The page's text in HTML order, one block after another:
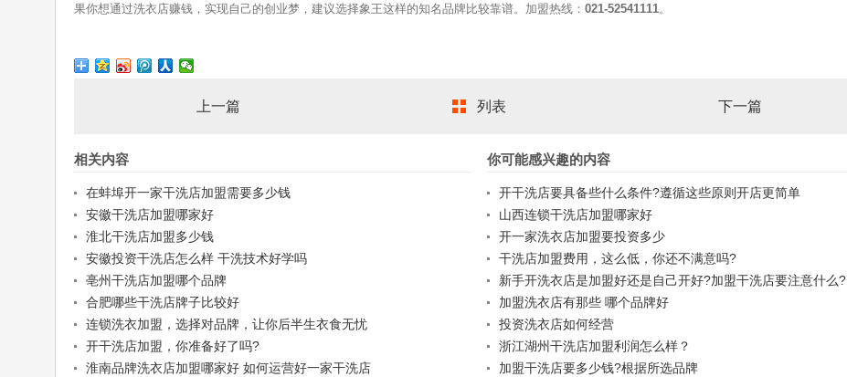
果你想通过洗衣店赚钱，实现自己的创业梦，建议选择象王这样的知名品牌比较靠谱。加盟热线： 021-52541111。
上一篇 列表 下一篇
相关内容
在蚌埠开一家干洗店加盟需要多少钱
安徽干洗店加盟哪家好
淮北干洗店加盟多少钱
安徽投资干洗店怎么样 干洗技术好学吗
亳州干洗店加盟哪个品牌
合肥哪些干洗店牌子比较好
连锁洗衣加盟，选择对品牌，让你后半生衣食无忧
开干洗店加盟，你准备好了吗?
淮南品牌洗衣店加盟哪家好 如何运营好一家干洗店
你可能感兴趣的内容
开干洗店要具备些什么条件?遵循这些原则开店更简单
山西连锁干洗店加盟哪家好
开一家洗衣店加盟要投资多少
干洗店加盟费用，这么低，你还不满意吗?
新手开洗衣店是加盟好还是自己开好?加盟干洗店要注意什么?
加盟洗衣店有那些 哪个品牌好
投资洗衣店如何经营
浙江湖州干洗店加盟利润怎么样？
加盟干洗店要多少钱?根据所选品牌